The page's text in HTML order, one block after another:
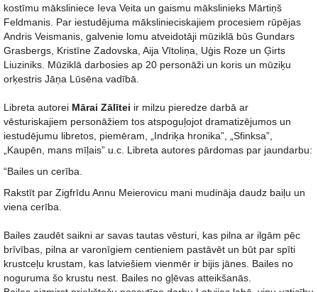
kostīmu māksliniece Ieva Veita un gaismu mākslinieks Mārtiņš
Feldmanis. Par iestudējuma mākslinieciskajiem procesiem rūpējas
Andris Veismanis, galvenie lomu atveidotāji mūziklā būs Gundars
Grasbergs, Kristīne Zadovska, Aija Vītoliņa, Uģis Roze un Ģirts
Liuziniks. Mūziklā darbosies ap 20 personāži un koris un mūziķu
orķestris Jāņa Lūsēna vadībā.
Libreta autorei Mārai Zālītei ir milzu pieredze darbā ar
vēsturiskajiem personāžiem tos atspoguļojot dramatizējumos un
iestudējumu libretos, piemēram, „Indriķa hronika”, „Sfinksa”,
„Kaupēn, mans mīļais” u.c. Libreta autores pārdomas par jaundarbu:
“Bailes un cerība.
Rakstīt par Zigfrīdu Annu Meierovicu mani mudināja daudz baiļu un
viena cerība.
Bailes zaudēt saikni ar savas tautas vēsturi, kas pilna ar ilgām pēc
brīvības, pilna ar varonīgiem centieniem pastāvēt un būt par spīti
krustceļu krustam, kas latviešiem vienmēr ir bijis jānes. Bailes no
noguruma šo krustu nest. Bailes no gļēvas atteikšanās.